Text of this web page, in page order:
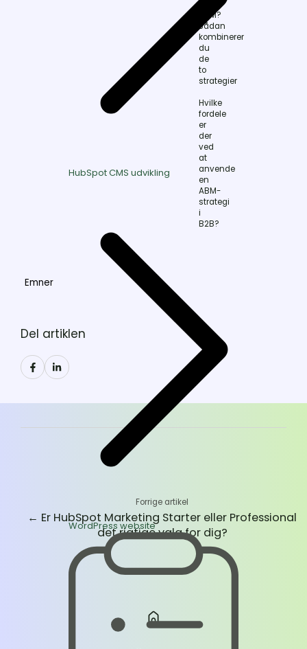
HubSpot CMS udvikling
WordPress website
ABM?
Sådan
kombinerer
du
de
to
strategier
Hvilke
fordele
er
der
ved
at
anvende
en
ABM-
strategi
i
B2B?
Emner
Del artiklen
Del
på
Del
på
Forrige artikel
← Er HubSpot Marketing Starter eller Professional
det rigtige valg for dig?